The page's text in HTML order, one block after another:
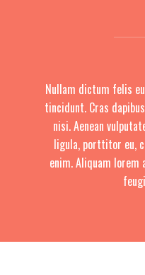
Nullam dictum felis
tincidunt. Cras
nisi. Aenean
ligula, porttitor eu,
enim. Aliquam lorem